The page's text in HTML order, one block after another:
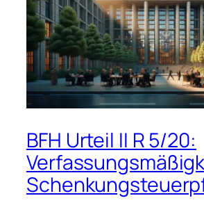
BFH Urteil II R 5/20: